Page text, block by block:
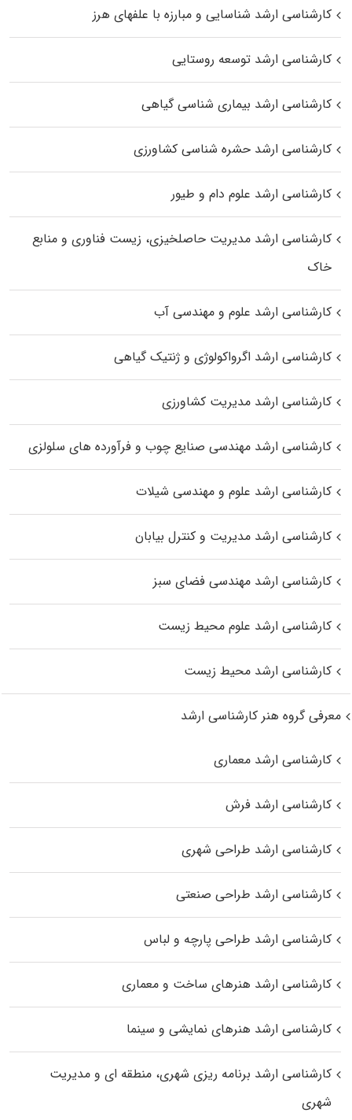
کارشناسی ارشد شناسایی و مبارزه با علفهای هرز
کارشناسی ارشد توسعه روستایی
کارشناسی ارشد بیماری‌ شناسی گیاهی
کارشناسی ارشد حشره‌ شناسی کشاورزی
کارشناسی ارشد علوم دام و طیور
کارشناسی ارشد مدیریت حاصلخیزی، زیست فناوری و منابع
خاک
کارشناسی ارشد علوم و مهندسی آب
کارشناسی ارشد اگرواکولوژی و ژنتیک گیاهی
کارشناسی ارشد مدیریت کشاورزی
کارشناسی ارشد مهندسی صنایع چوب و فرآورده‌ های سلولزی
کارشناسی ارشد علوم و مهندسی شیلات
کارشناسی ارشد مدیریت و کنترل بیابان
کارشناسی ارشد مهندسی فضای سبز
کارشناسی ارشد علوم محیط‌ زیست
کارشناسی ارشد محیط زیست
معرفی گروه هنر کارشناسی ارشد
کارشناسی ارشد معماری
کارشناسی ارشد فرش
کارشناسی ارشد طراحی شهری
کارشناسی ارشد طراحی صنعتی
کارشناسی ارشد طراحی پارچه و لباس
کارشناسی ارشد هنرهای ساخت و معماری
کارشناسی ارشد هنرهای نمایشی و سینما
کارشناسی ارشد برنامه ریزی شهری، منطقه‌ ای و مدیریت
شهری